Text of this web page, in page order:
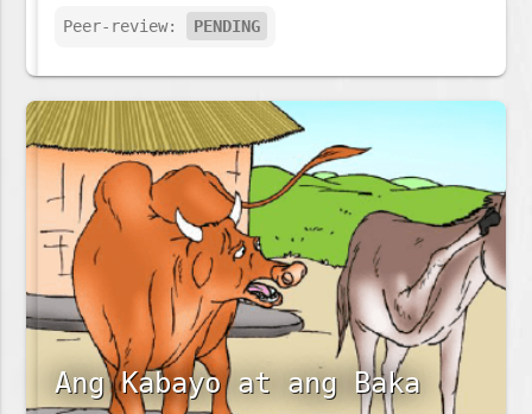
Peer-review: PENDING
Ang Kabayo at ang Baka